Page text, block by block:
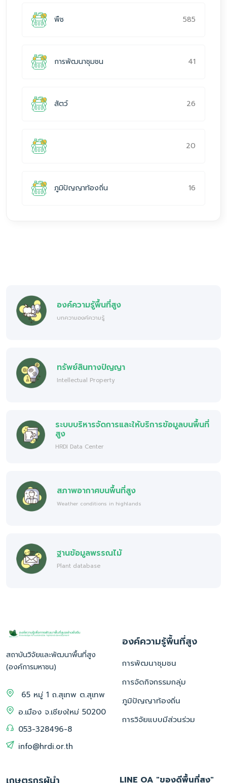
พืช 585
การพัฒนาชุมชน 41
สัตว์ 26
20
ภูมิปัญญาท้องถิ่น 16
องค์ความรู้พื้นที่สูง
บทความองค์ความรู้
ทรัพย์สินทางปัญญา
Intellectual Property
ระบบบริหารจัดการและให้บริการข้อมูลบนพื้นที่
สูง
HRDI Data Center
สภาพอากาศบนพื้นที่สูง
Weather conditions in highlands
ฐานข้อมูลพรรณไม้
Plant database
สถาบันวิจัยและพัฒนาพื้นที่สูง
(องค์การมหาชน)
65 หมู่ 1 ถ.สุเทพ ต.สุเทพ
อ.เมือง จ.เชียงใหม่ 50200
053-328496-8
info@hrdi.or.th
องค์ความรู้พื้นที่สูง
การพัฒนาชุมชน
การจัดกิจกรรมกลุ่ม
ภูมิปัญญาท้องถิ่น
การวิจัยแบบมีส่วนร่วม
LINE OA "ของดีพื้นที่สูง"